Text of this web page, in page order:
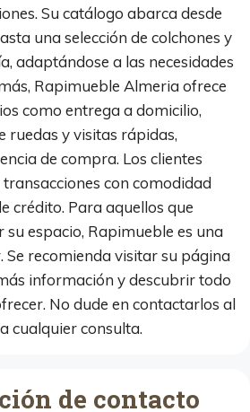
Su catálogo abarca desde
una selección de colchones y
adaptándose a las necesidades
Rapimueble Almeria ofrece
como entrega a domicilio,
ruedas y visitas rápidas,
de compra. Los clientes
con comodidad
crédito. Para aquellos que
espacio, Rapimueble es una
Se recomienda visitar su página
información y descubrir todo
No dude en contactarlos al
cualquier consulta.
de contacto